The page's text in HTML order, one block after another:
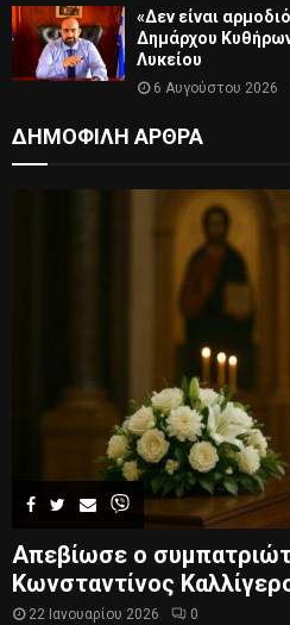
«Δεν είναι
Δημάρχου
Λυκείου
6 Αυγούστου 2026
ΔΗΜΟΦΙΛΗ ΑΡΘΡΑ
Απεβίωσε ο
Κωνσταντίνος
22 Ιανουαρίου 2026 0